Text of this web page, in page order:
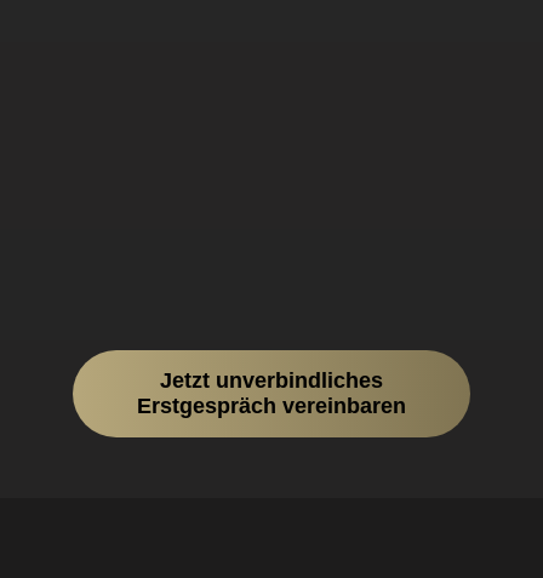
Jetzt unverbindliches
Erstgespräch vereinbaren